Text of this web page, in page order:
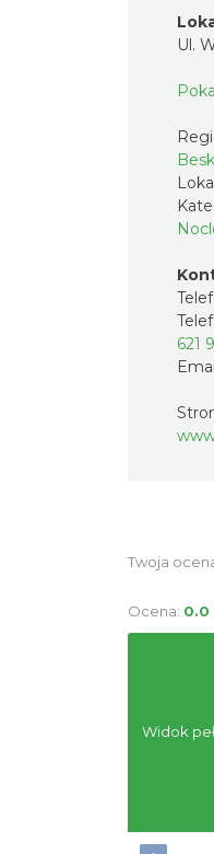
Ul.
621
Twoja
Ocena: 0.0
Widok